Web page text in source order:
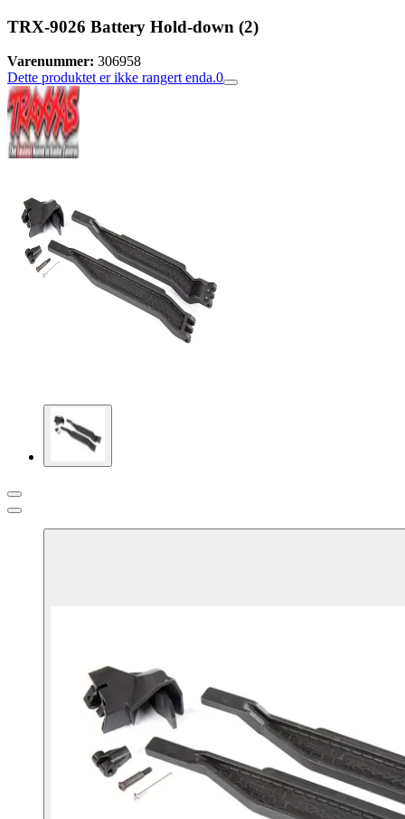
TRX-9026 Battery Hold-down (2)
Varenummer: 306958
Dette produktet er ikke rangert enda.0